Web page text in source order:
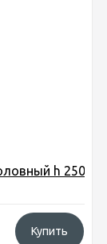
в Чехле
и h
Купить